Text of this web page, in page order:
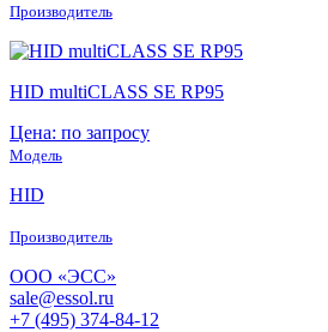
Производитель
HID multiCLASS SE RP95
Цена: по запросу
Модель
HID
Производитель
ООО «ЭСС»
sale@essol.ru
+7 (495) 374-84-12